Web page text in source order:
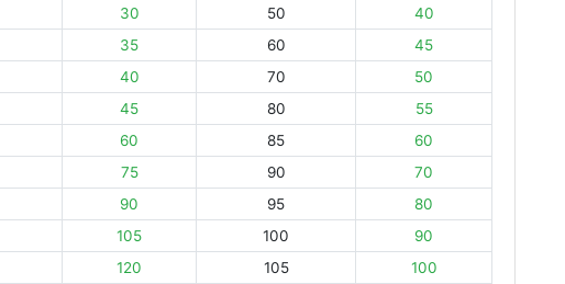
30 50
40
35 60
45
40 70
50
45 80
55
60 85
60
75 90
70
90 95
80
105 100
90
120 105
100